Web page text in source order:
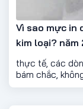
Vì sao mực in
kim loại? năm
thực tế, các
bám chắc,
nằm ở đâu?